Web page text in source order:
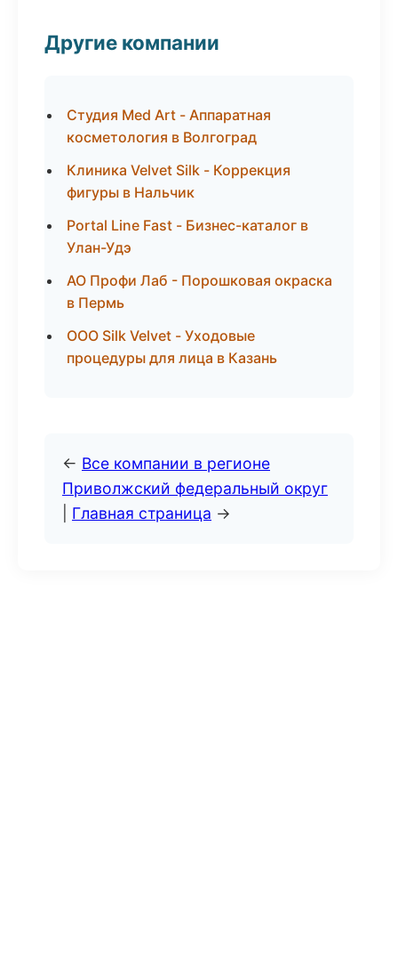
Другие компании
Студия Med Art - Аппаратная
косметология в Волгоград
Клиника Velvet Silk - Коррекция
фигуры в Нальчик
Portal Line Fast - Бизнес-каталог в
Улан-Удэ
АО Профи Лаб - Порошковая окраска
в Пермь
ООО Silk Velvet - Уходовые
процедуры для лица в Казань
← Все компании в регионе
Приволжский федеральный округ
Главная страница →